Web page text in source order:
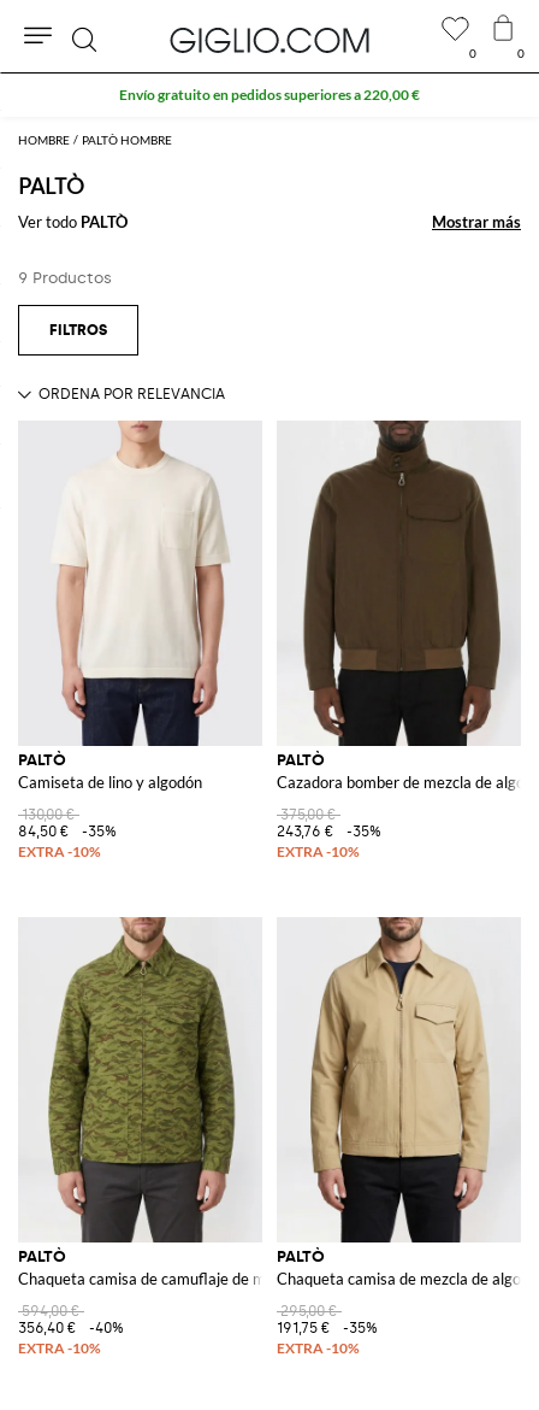
HOMBRE PALTÒ HOMBRE
PALTÒ
Ver todo PALTÒ Mostrar más
Mostrar más
9 Productos
PALTÒ
Camiseta de lino y algodón
130,00 €
84,50 €
-35%
PALTÒ
Cazadora bomber de mezcla de
375,00 €
243,76 €
-35%
PALTÒ
Chaqueta camisa de camuflaje de mezcla de algodón
594,00 €
356,40 €
-40%
PALTÒ
Chaqueta camisa de mezcla de
295,00 €
191,75 €
-35%
0 0
Buscar
Envío gratuito en pedidos superiores a 220,00 €